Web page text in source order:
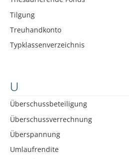
Tilgung
Treuhandkonto
Typklassenverzeichnis
U
Überschussbeteiligung
Überschussverrechnung
Überspannung
Umlaufrendite